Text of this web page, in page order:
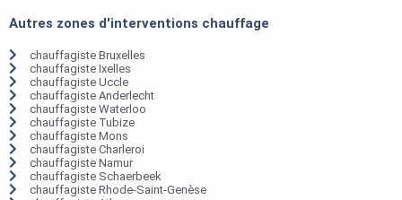
Autres zones d'interventions chauffage
chauffagiste Bruxelles
chauffagiste Ixelles
chauffagiste Uccle
chauffagiste Anderlecht
chauffagiste Waterloo
chauffagiste Tubize
chauffagiste Mons
chauffagiste Charleroi
chauffagiste Namur
chauffagiste Schaerbeek
chauffagiste Rhode-Saint-Genèse